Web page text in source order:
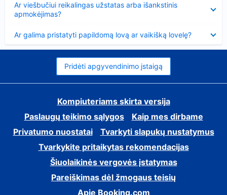
Ar viešbučiui reikalingas užstatas arba išankstinis
apmokėjimas?
Ar galima pristatyti papildomą lovą ar vaikišką lovelę?
Pridėti apgyvendinimo įstaigą
Kompiuteriams skirta versija
Paslaugų teikimo sąlygos
Kaip mes dirbame
Privatumo nuostatai
Tvarkyti slapukų nustatymus
Tvarkykite pritaikytas rekomendacijas
Šiuolaikinės vergovės įstatymas
Pareiškimas dėl žmogaus teisių
Apie Booking.com